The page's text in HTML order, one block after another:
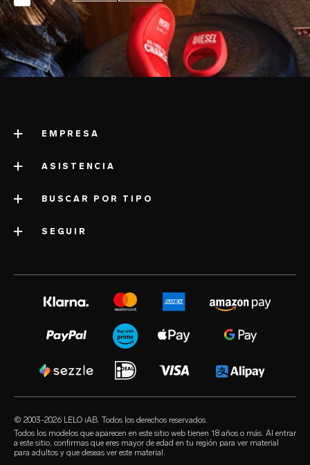
EMPRESA
acerca de LELO
política de cookies
términos y condiciones
los minoristas
ASISTENCIA
servicio de asistencia
garantía extendida
satisfaction guarantee
regulatory compliance
preguntas frecuentes generales
preguntas frecuentes sobre compras
preguntas frecuentes sobre productos
environmental labels
mantener el contacto
BUSCAR POR TIPO
categorías
juguetes sexuales para hombres
juguetes sexuales para parejas
juguetes sexuales de lujo
accesorios sexuales
condones
SEGUIR
facebook
audio erotica
© 2003-2026 LELO iAB. Todos los derechos reservados.
Todos los modelos que aparecen en este sitio web tienen 18 años o más. Al entrar
a este sitio, confirmas que eres mayor de edad en tu región para ver material
para adultos y que deseas ver este material.